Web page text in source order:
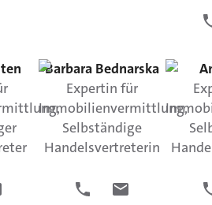
Barbara Bednarska
Expertin für
Immobilienvermittlung,
Selbständige
Handelsvertreterin